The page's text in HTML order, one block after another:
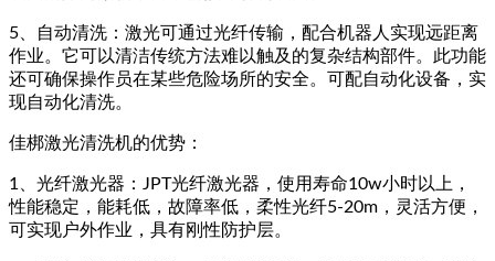
5、自动清洗：激光可通过光纤传输，配合机器人实现远距离
作业。它可以清洁传统方法难以触及的复杂结构部件。此功能
还可确保操作员在某些危险场所的安全。可配自动化设备，实
现自动化清洗。
佳梆激光清洗机的优势：
1、光纤激光器：JPT光纤激光器，使用寿命10w小时以上，
性能稳定，能耗低，故障率低，柔性光纤5-20m，灵活方便，
可实现户外作业，具有刚性防护层。